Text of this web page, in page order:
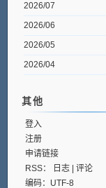
2026/07
2026/06
2026/05
2026/04
其他
登入
注册
申请链接
RSS：
日志| 评论
编码：UTF-8